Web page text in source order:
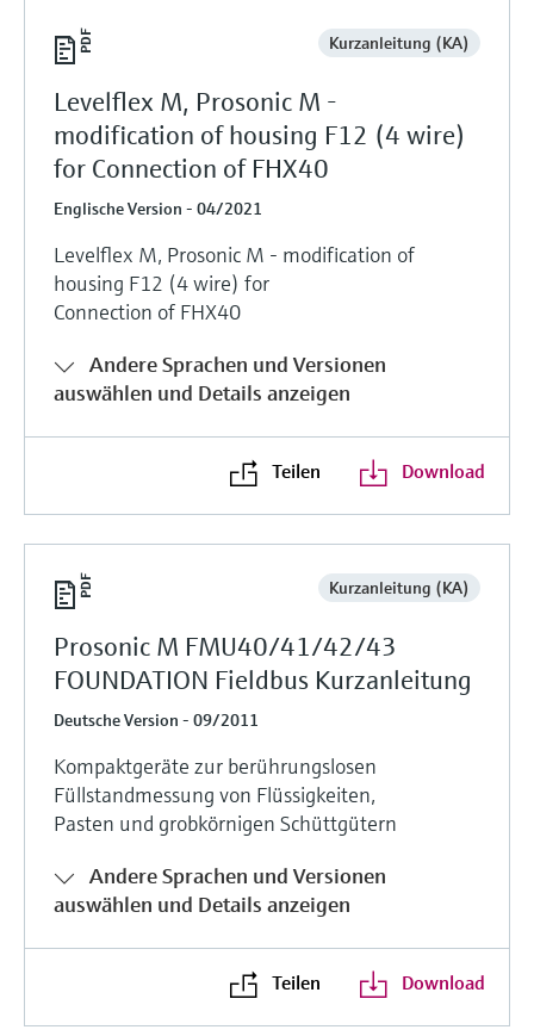
Kurzanleitung (KA)
Levelflex M, Prosonic M -
modification of housing F12 (4 wire)
for Connection of FHX40
Englische Version - 04/2021
Levelflex M, Prosonic M - modification of
housing F12 (4 wire) for
Connection of FHX40
Andere Sprachen und Versionen
auswählen und Details anzeigen
Teilen Download
Kurzanleitung (KA)
Prosonic M FMU40/41/42/43
FOUNDATION Fieldbus Kurzanleitung
Deutsche Version - 09/2011
Kompaktgeräte zur berührungslosen
Füllstandmessung von Flüssigkeiten,
Pasten und grobkörnigen Schüttgütern
Andere Sprachen und Versionen
auswählen und Details anzeigen
Teilen Download